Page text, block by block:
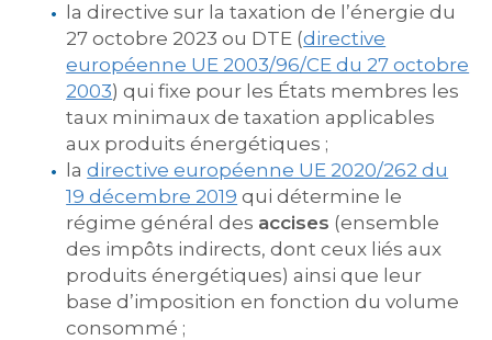
la directive sur la taxation de l’énergie du
27 octobre 2023 ou DTE (directive
européenne UE 2003/96/CE du 27 octobre
2003) qui fixe pour les États membres les
taux minimaux de taxation applicables
aux produits énergétiques ;
ladirective européenne UE 2020/262 du
19 décembre 2019 qui détermine le
régime général des accises (ensemble
des impôts indirects, dont ceux liés aux
produits énergétiques) ainsi que leur
base d’imposition en fonction du volume
consommé ;